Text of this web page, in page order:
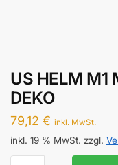
US HELM M1
DEKO
79,12 € inkl. MwSt.
inkl. 19 % MwSt. zzgl.